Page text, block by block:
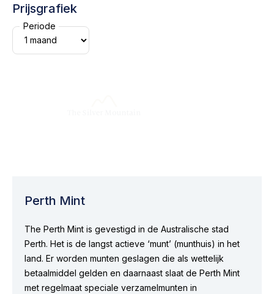
Prijsgrafiek
Periode
Perth Mint
The Perth Mint is gevestigd in de Australische stad
Perth. Het is de langst actieve ‘munt’ (munthuis) in het
land. Er worden munten geslagen die als wettelijk
betaalmiddel gelden en daarnaast slaat de Perth Mint
met regelmaat speciale verzamelmunten in